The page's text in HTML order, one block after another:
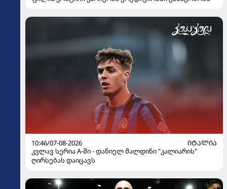
10:46/07-08-2026
ᲘᲢᲐᲚᲘᲐ
კვლავ სერია A-ში - დანიელ მალდინი "კალიარის"
ღირსებას დაიცავს